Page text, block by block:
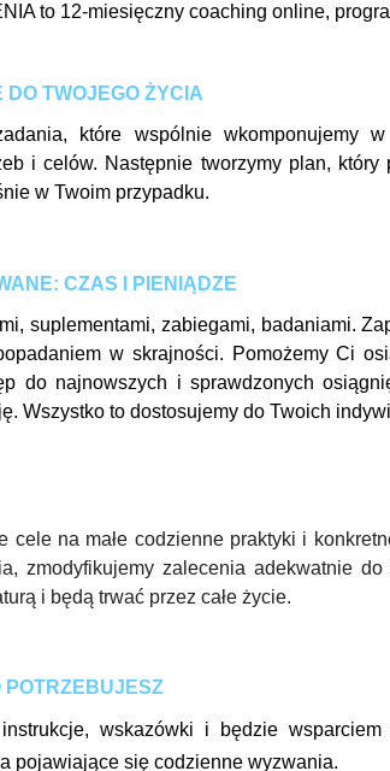
to 12-miesięczny coaching online,
TWOJEGO ŻYCIA
które wspólnie wkomponujemy
i celów. Następnie tworzymy plan,
w Twoim przypadku.
CZAS I PIENIĄDZE
suplementami, zabiegami, badaniami.
w skrajności. Pomożemy Ci
do najnowszych i sprawdzonych
Wszystko to dostosujemy do Twoich
cele na małe codzienne praktyki i
zmodyfikujemy zalecenia adekwatnie
i będą trwać przez całe życie.
POTRZEBUJESZ
wskazówki i będzie
pojawiające się codzienne wyzwania.